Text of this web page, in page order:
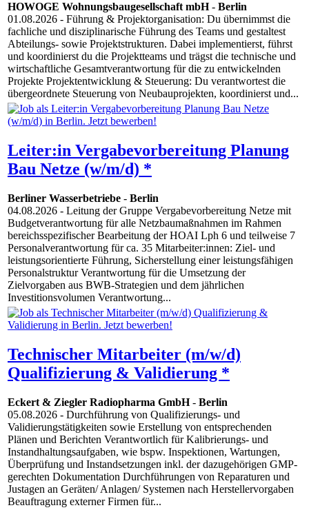
HOWOGE Wohnungsbaugesellschaft mbH- Berlin
01.08.2026 - Führung & Projektorganisation: Du übernimmst die
fachliche und disziplinarische Führung des Teams und gestaltest
Abteilungs- sowie Projektstrukturen. Dabei implementierst, führst
und koordinierst du die Projektteams und trägst die technische und
wirtschaftliche Gesamtverantwortung für die zu entwickelnden
Projekte Projektentwicklung & Steuerung: Du verantwortest die
übergeordnete Steuerung von Neubauprojekten, koordinierst und...
Leiter:in Vergabevorbereitung Planung
Bau Netze (w/m/d) *
Berliner Wasserbetriebe - Berlin
04.08.2026 - Leitung der Gruppe Vergabevorbereitung Netze mit
Budgetverantwortung für alle Netzbaumaßnahmen im Rahmen
bereichsspezifischer Bearbeitung der HOAI Lph 6 und teilweise 7
Personalverantwortung für ca. 35 Mitarbeiter:innen: Ziel- und
leistungsorientierte Führung, Sicherstellung einer leistungsfähigen
Personalstruktur Verantwortung für die Umsetzung der
Zielvorgaben aus BWB-Strategien und dem jährlichen
Investitionsvolumen Verantwortung...
Technischer Mitarbeiter (m/w/d)
Qualifizierung & Validierung *
Eckert & Ziegler Radiopharma GmbH- Berlin
05.08.2026 - Durchführung von Qualifizierungs- und
Validierungstätigkeiten sowie Erstellung von entsprechenden
Plänen und Berichten Verantwortlich für Kalibrierungs- und
Instandhaltungsaufgaben, wie bspw. Inspektionen, Wartungen,
Überprüfung und Instandsetzungen inkl. der dazugehörigen GMP-
gerechten Dokumentation Durchführungen von Reparaturen und
Justagen an Geräten/ Anlagen/ Systemen nach Herstellervorgaben
Beauftragung externer Firmen für...